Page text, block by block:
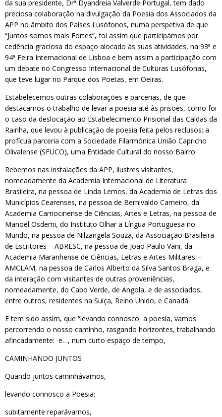
da sua presidente, Drª Dyandreia Valverde Portugal, tem dado
preciosa colaboração na divulgação da Poesia dos Associados da
APP no âmbito dos Países Lusófonos, numa perspetiva de que
“Juntos somos mais Fortes”, foi assim que participámos por
cedência graciosa do espaço alocado às suas atividades, na 93ª e
94ª Feira Internacional de Lisboa e bem assim a participação com
um debate no Congresso Internacional de Culturas Lusófonas,
que teve lugar no Parque dos Poetas, em Oeiras.
Estabelecemos outras colaborações e parcerias, de que
destacamos o trabalho de levar a poesia até às prisões, como foi
o caso da deslocação ao Estabelecimento Prisional das Caldas da
Rainha, que levou à publicação de poesia feita pelos reclusos; a
profícua parceria com a Sociedade Filarmónica União Capricho
Olivalense (SFUCO), uma Entidade Cultural do nosso Bairro.
Rebemos nas instalações da APP, ilustres visitantes,
nomeadamente da Academia Internacional de Literatura
Brasileira, na pessoa de Linda Lemos, da Academia de Letras dos
Municípios Cearenses, na pessoa de Bernivaldo Carneiro, da
Academia Camocinense de Ciências, Artes e Letras, na pessoa de
Manoel Osdemi, do Instituto Olhar a Língua Portuguesa no
Mundo, na pessoa de Nilzangela Souza, da Associação Brasileira
de Escritores – ABRESC, na pessoa de João Paulo Vani, da
Academia Maranhense de Ciências, Letras e Artes Militares –
AMCLAM, na pessoa de Carlos Alberto da Silva Santos Braga, e
da interação com visitantes de outras proveniências,
nomeadamente, do Cabo Verde, de Angola, e de associados,
entre outros, residentes na Suíça, Reino Unido, e Canadá.
E tem sido assim, que “levando connosco a poesia, vamos
percorrendo o nosso caminho, rasgando horizontes, trabalhando
afincadamente: e…, num curto espaço de tempo,
CAMINHANDO JUNTOS
Quando juntos caminhávamos,
levando connosco a Poesia;
subitamente reparávamos,